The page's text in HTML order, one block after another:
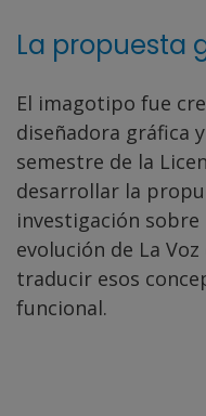
La propuesta
El imagotipo fue
diseñadora gráfica
semestre de la
desarrollar la
investigación
evolución de La
traducir esos
funcional.